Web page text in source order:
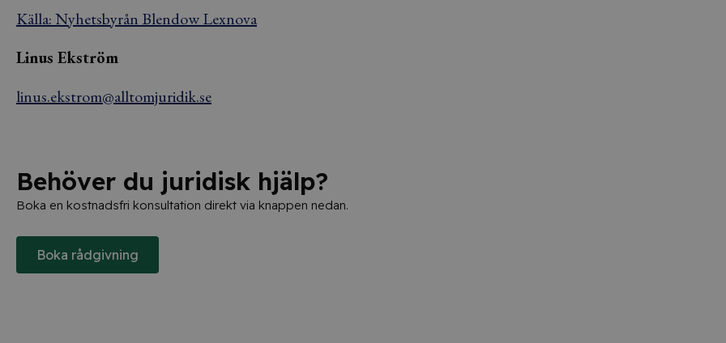
Källa: Nyhetsbyrån Blendow Lexnova
Linus Ekström
linus.ekstrom@alltomjuridik.se
Behöver du juridisk hjälp?
Boka en kostnadsfri konsultation direkt via knappen nedan.
Boka rådgivning